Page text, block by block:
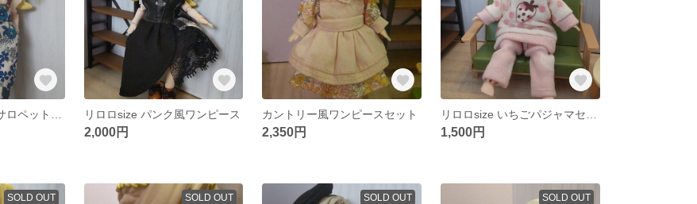
リロロsize パンク風ワンピース
2,000円
カントリー風ワンピースセット
2,350円 1,500円
SOLD OUT SOLD OUT SOLD OUT SOLD OUT